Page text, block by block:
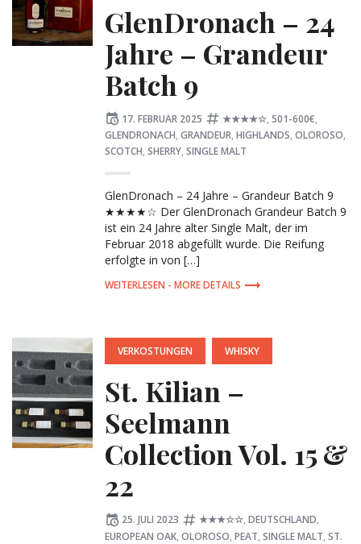
GlenDronach – 24
Jahre – Grandeur
Batch 9
Posted
on
17. FEBRUAR 2025 Tagged:
★★★★☆, 501-600€,
GLENDRONACH, GRANDEUR, HIGHLANDS, OLOROSO,
SCOTCH, SHERRY, SINGLE MALT
GlenDronach – 24 Jahre – Grandeur Batch 9
★★★★☆ Der GlenDronach Grandeur Batch 9
ist ein 24 Jahre alter Single Malt, der im
Februar 2018 abgefüllt wurde. Die Reifung
erfolgte in von […]
MORE DETAILS
POSTED
IN:
VERKOSTUNGEN WHISKY
St. Kilian –
Seelmann
Collection Vol. 15 &
22
Posted
on
25. JULI 2023 Tagged:
★★★☆☆, DEUTSCHLAND,
EUROPEAN OAK, OLOROSO, PEAT, SINGLE MALT, ST.